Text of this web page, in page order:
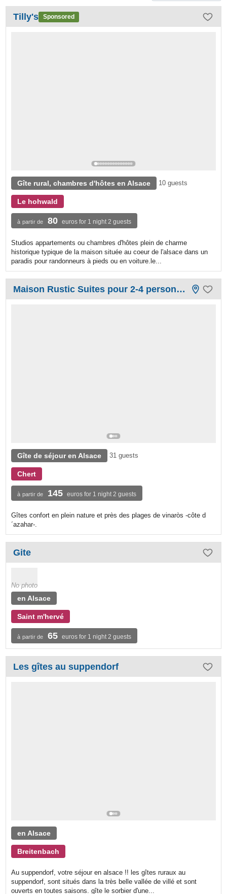
Tilly's Sponsored
Gîte rural, chambres d'hôtes en Alsace 10 guests
Le hohwald
à partir de 80 euros for 1 night 2 guests
Studios appartements ou chambres d'hôtes plein de charme
historique typique de la maison située au coeur de l'alsace dans un
paradis pour randonneurs à pieds ou en voiture.le...
Maison Rustic Suites pour 2-4 personnes
Gîte de séjour en Alsace 31 guests
Chert
à partir de 145 euros for 1 night 2 guests
Gîtes confort en plein nature et près des plages de vinaròs -côte d
´azahar-.
Gite
No photo
en Alsace
Saint m'hervé
à partir de 65 euros for 1 night 2 guests
Les gîtes au suppendorf
en Alsace
Breitenbach
Au suppendorf, votre séjour en alsace !! les gîtes ruraux au
suppendorf, sont situés dans la très belle vallée de villé et sont
ouverts en toutes saisons. gîte le sorbier d'une...